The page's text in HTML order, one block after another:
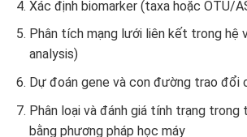
Xác định biomarker (taxa hoặc OTU/
Phân tích mạng lưới liên kết trong hệ
analysis)
Dự đoán gene và con đường trao đổi
Phân loại và đánh giá tính trạng trong
bằng phương pháp học máy